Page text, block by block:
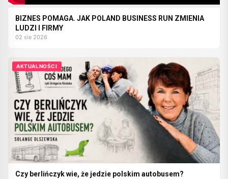
BIZNES POMAGA. JAK POLAND BUSINESS RUN ZMIENIA
LUDZI I FIRMY
02 sie 2026
AKTUALNOŚCI
Czy berlińczyk wie, że jedzie polskim autobusem?